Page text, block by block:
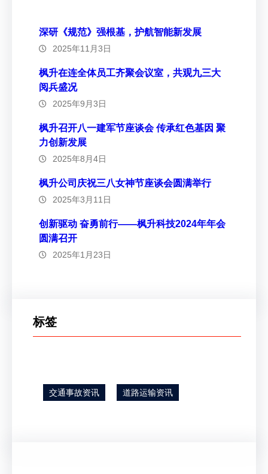
深研《规范》强根基，护航智能新发展
2025年11月3日
枫升在连全体员工齐聚会议室，共观九三大
阅兵盛况
2025年9月3日
枫升召开八一建军节座谈会 传承红色基因 聚
力创新发展
2025年8月4日
枫升公司庆祝三八女神节座谈会圆满举行
2025年3月11日
创新驱动 奋勇前行——枫升科技2024年年会
圆满召开
2025年1月23日
标签
交通事故资讯 道路运输资讯